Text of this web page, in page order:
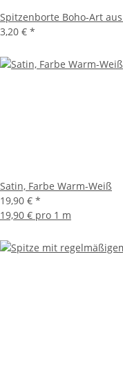
Spitzenborte Boho-Art
3,20 € *
Satin, Farbe Warm-Weiß
19,90 € *
19,90 € pro 1 m